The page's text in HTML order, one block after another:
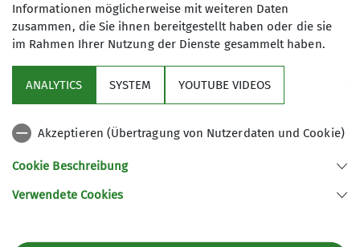
Fürstenstraße 147
09130 Chemnitz
Sektion
Was ist wo zu finden
Sektion Chemnitz des Deutschen Alpenvereins e.V.
Informationen möglicherweise mit weiteren Daten
zusammen, die Sie ihnen bereitgestellt haben oder die sie
im Rahmen Ihrer Nutzung der Dienste gesammelt haben.
ANALYTICS SYSTEM YOUTUBE VIDEOS
Akzeptieren (Übertragung von Nutzerdaten und Cookie)
Cookie Beschreibung
Verwendete Cookies